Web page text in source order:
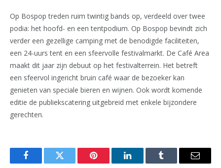
Op Bospop treden ruim twintig bands op, verdeeld over twee
podia: het hoofd- en een tentpodium. Op Bospop bevindt zich
verder een gezellige camping met de benodigde faciliteiten,
een 24-uurs tent en een sfeervolle festivalmarkt. De Café Area
maakt dit jaar zijn debuut op het festivalterrein. Het betreft
een sfeervol ingericht bruin café waar de bezoeker kan
genieten van speciale bieren en wijnen. Ook wordt komende
editie de publiekscatering uitgebreid met enkele bijzondere
gerechten.
FacebookTwitter Pinterest LinkedInTumblr Email